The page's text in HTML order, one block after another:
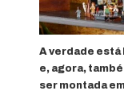
A verdade está
e, agora,
ser montada